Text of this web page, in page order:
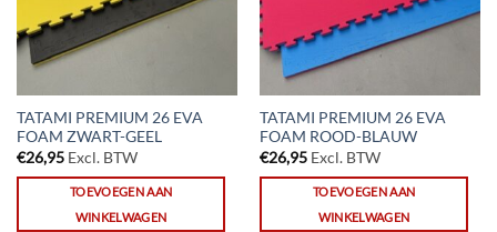
TATAMI PREMIUM 26 EVA
FOAM ZWART-GEEL
€26,95Excl. BTW
TOEVOEGEN AAN
WINKELWAGEN
TATAMI PREMIUM 26 EVA
FOAM ROOD-BLAUW
€26,95Excl. BTW
TOEVOEGEN AAN
WINKELWAGEN